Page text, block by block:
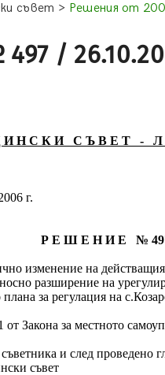
съвет > Решения от
/
Н С К И С Ъ В Е Т - Л
г.
Р Е Ш Е Н И Е №
изменение на
разширение на
за регулация на
Закона за местното
и след проведено
съвет